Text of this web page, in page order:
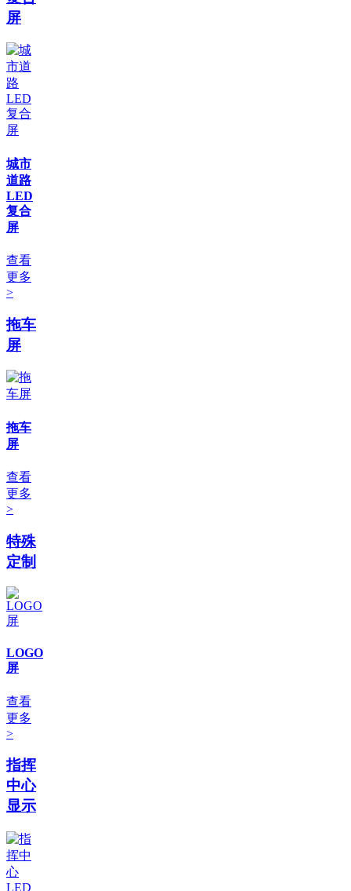
屏
城市
道路
LED
复合
屏
查看
更多
>
拖车
屏
拖车
屏
查看
更多
>
特殊
定制
LOGO
屏
查看
更多
>
指挥
中心
显示